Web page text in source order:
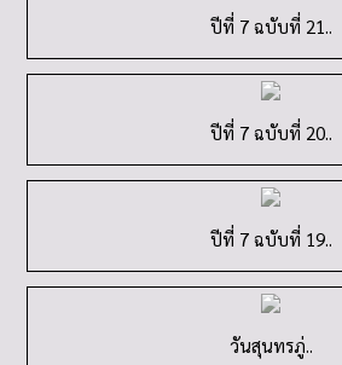
ปีที่ 7 ฉบับที่ 21..
ปีที่ 7 ฉบับที่ 20..
ปีที่ 7 ฉบับที่ 19..
วันสุนทรภู่..